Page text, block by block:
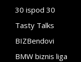
30 ispod 30
Tasty Talks
BIZBendovi
BMW biznis liga